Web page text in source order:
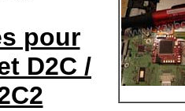
pour
D2C /